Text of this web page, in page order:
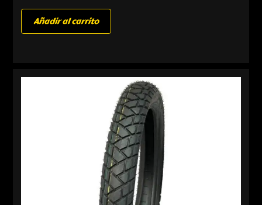
Añadir al carrito